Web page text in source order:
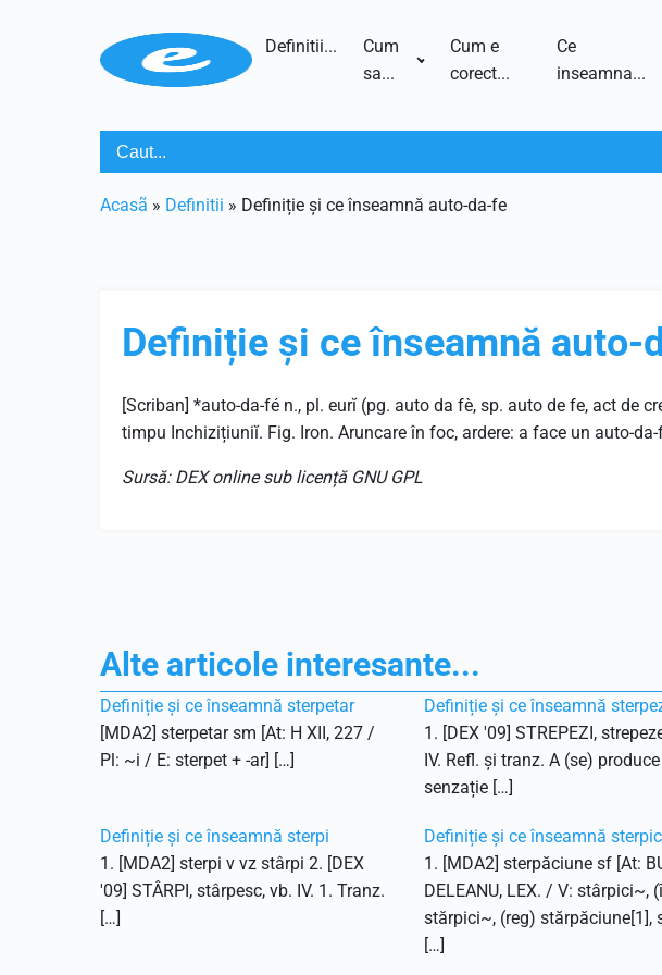
Definitii...
Cum
sa...
Cum e
corect...
Ce
inseamna...
Acasã » Definitii » Definiție și ce înseamnă auto-da-fe
Definiție și ce înseamnă auto-
[Scriban] *auto-da-fé n., pl. eurĭ (pg. auto da fè, sp. auto de fe, act de
timpu Inchizițiuniĭ. Fig. Iron. Aruncare în foc, ardere: a face un auto-
Sursă: DEX online sub licență GNU GPL
Alte articole interesante...
Definiție și ce înseamnă sterpetar
[MDA2] sterpetar sm [At: H XII, 227 /
Pl: ~i / E: sterpet + -ar] […]
Definiție și ce înseamnă
1. [DEX '09] STREPEZI,
IV. Refl. și tranz. A (se)
senzație […]
Definiție și ce înseamnă sterpi
1. [MDA2] sterpi v vz stârpi 2. [DEX
'09] STÂRPI, stârpesc, vb. IV. 1. Tranz.
[…]
Definiție și ce înseamnă
1. [MDA2] sterpăciune sf [At:
DELEANU, LEX. / V: stârpici~,
stărpici~, (reg) stărpăciune[1],
[…]